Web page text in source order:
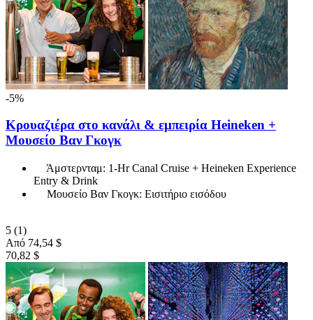
-5%
Κρουαζιέρα στο κανάλι & εμπειρία Heineken +
Μουσείο Βαν Γκογκ
Άμστερνταμ: 1-Hr Canal Cruise + Heineken Experience
Entry & Drink
Μουσείο Βαν Γκογκ: Εισιτήριο εισόδου
5 (1)
Από 74,54 $
70,82 $